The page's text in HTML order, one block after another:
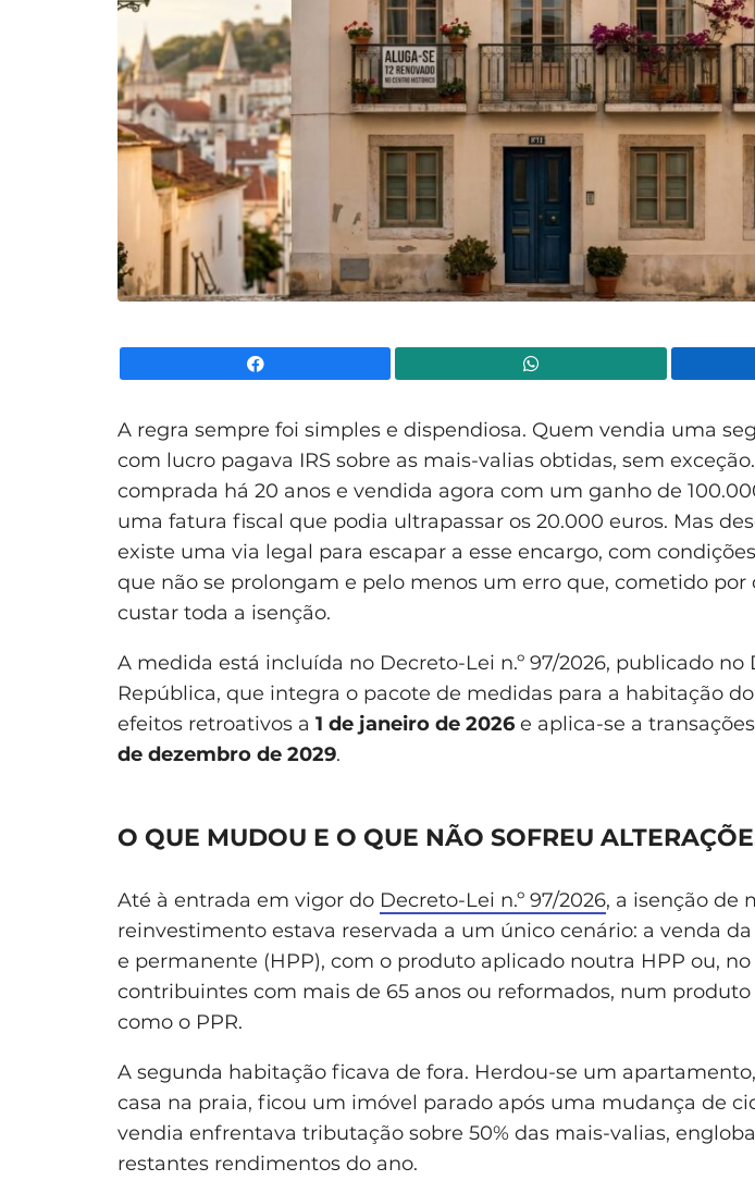
A regra sempre foi simples e dispendiosa. Quem vendia uma
com lucro pagava IRS sobre as mais-valias obtidas, sem
comprada há 20 anos e vendida agora com um ganho de
uma fatura fiscal que podia ultrapassar os 20.000 euros. Mas
existe uma via legal para escapar a esse encargo, com
que não se prolongam e pelo menos um erro que, cometido por
custar toda a isenção.
A medida está incluída no Decreto-Lei n.º 97/2026, publicado no
República, que integra o pacote de medidas para a habitação do
efeitos retroativos a 1 de janeiro de 2026 e aplica-se a
de dezembro de 2029.
O QUE MUDOU E O QUE NÃO SOFREU
Até à entrada em vigor do Decreto-Lei n.º 97/2026, a isenção de
reinvestimento estava reservada a um único cenário: a venda
e permanente (HPP), com o produto aplicado noutra HPP ou, no
contribuintes com mais de 65 anos ou reformados, num
como o PPR.
A segunda habitação ficava de fora. Herdou-se um
casa na praia, ficou um imóvel parado após uma mudança de
vendia enfrentava tributação sobre 50% das mais-valias,
restantes rendimentos do ano.